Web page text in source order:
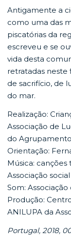
Antigamente a
como uma das
piscatórias da
escreveu e se
vida desta
retratadas neste
de sacrifício, de
do mar.
Realização:
Associação de
do Agrupamento
Orientação:
Música:
Associação
Som:
Produção:
ANILUPA da
Portugal, 2018,